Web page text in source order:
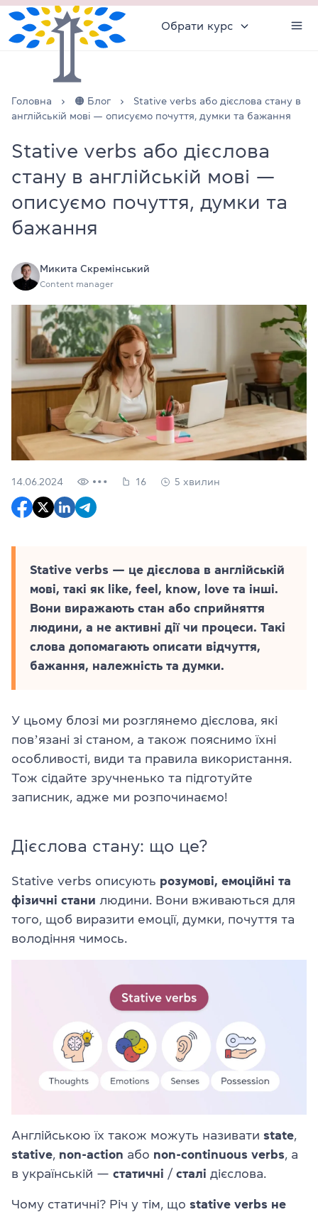
Обрати курс
Головна 🟠 Блог
Stative verbs або дієслова стану в
англійській мові — описуємо почуття, думки та бажання
Stative verbs або дієслова
стану в англійській мові —
описуємо почуття, думки та
бажання
Микита Скремінський
Content manager
14.06.2024 16 5 хвилин
Stative verbs — це дієслова в англійській
мові, такі як like, feel, know, love та інші.
Вони виражають стан або сприйняття
людини, а не активні дії чи процеси. Такі
слова допомагають описати відчуття,
бажання, належність та думки.
У цьому блозі ми розглянемо дієслова, які
повʼязані зі станом, а також пояснимо їхні
особливості, види та правила використання.
Тож сідайте зручненько та підготуйте
записник, адже ми розпочинаємо!
Дієслова стану: що це?
Stative verbs описують розумові, емоційні та
фізичні стани людини. Вони вживаються для
того, щоб виразити емоції, думки, почуття та
володіння чимось.
Англійською їх також можуть називати state,
stative, non-action або non-continuous verbs, а
в українській — статичні / сталі дієслова.
Чому статичні? Річ у тім, що stative verbs не